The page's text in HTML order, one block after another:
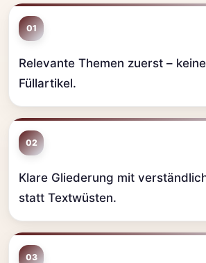
01
Relevante Themen zuerst –
Füllartikel.
02
Klare Gliederung mit
statt Textwüsten.
03